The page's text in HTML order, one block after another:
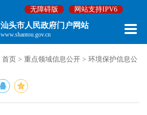
无障碍版 网站支持IPV6
汕头市人民政府门户网站
www.shantou.gov.cn
首页 > 重点领域信息公开 > 环境保护信息公